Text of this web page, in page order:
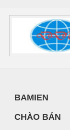
BAMIEN
CHÀO BÁN